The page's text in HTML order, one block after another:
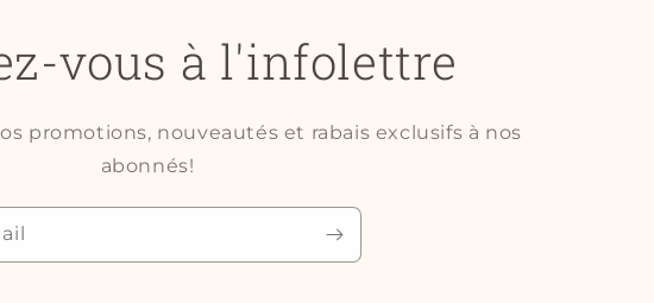
vous à l'infolettre
promotions, nouveautés et rabais exclusifs à nos
abonnés!